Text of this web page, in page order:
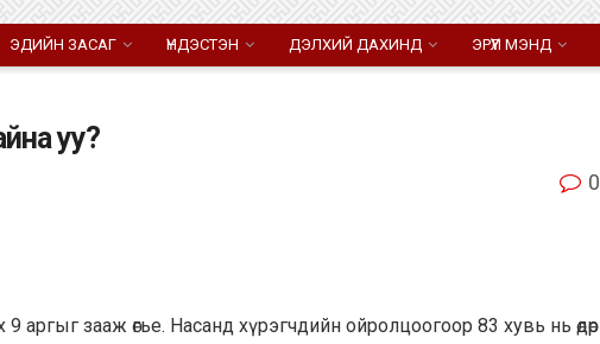
ЭДИЙН ЗАСАГ ҮНДЭСТЭН ДЭЛХИЙ ДАХИНД ЭРҮҮЛ МЭНД
уу?
0
9 аргыг зааж өгье. Насанд хүрэгчдийн ойролцоогоор 83 хувь нь өдөр